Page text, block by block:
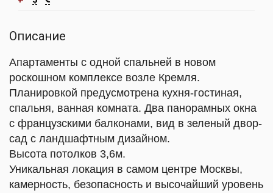
Описание
Апартаменты с одной спальней в новом
роскошном комплексе возле Кремля.
Планировкой предусмотрена кухня-гостиная,
спальня, ванная комната. Два панорамных окна
с французскими балконами, вид в зеленый двор-
сад с ландшафтным дизайном.
Высота потолков 3,6м.
Уникальная локация в самом центре Москвы,
камерность, безопасность и высочайший уровень